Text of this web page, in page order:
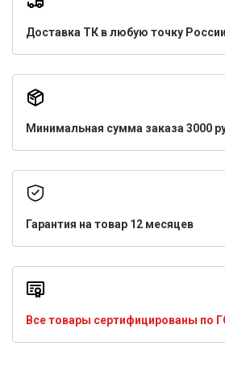
Доставка ТК в любую точку России
Минимальная сумма заказа 3000
Гарантия на товар 12 месяцев
Все товары сертифицированы по